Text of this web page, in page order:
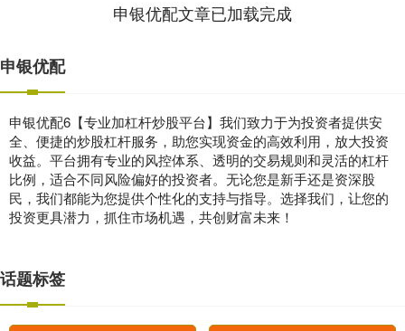
申银优配文章已加载完成
申银优配
申银优配6【专业加杠杆炒股平台】我们致力于为投资者提供安
全、便捷的炒股杠杆服务，助您实现资金的高效利用，放大投资
收益。平台拥有专业的风控体系、透明的交易规则和灵活的杠杆
比例，适合不同风险偏好的投资者。无论您是新手还是资深股
民，我们都能为您提供个性化的支持与指导。选择我们，让您的
投资更具潜力，抓住市场机遇，共创财富未来！
话题标签